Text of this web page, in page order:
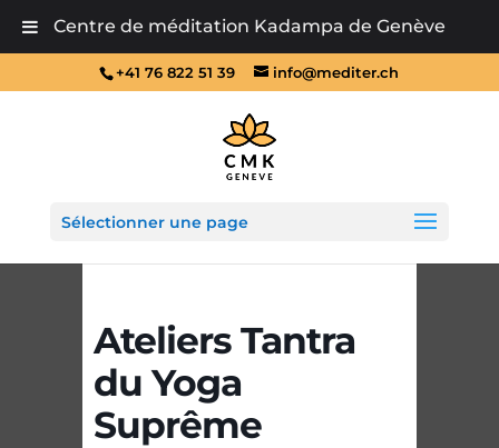
+41 76 822 51 39 info@mediter.ch
Sélectionner une page
Ateliers Tantra
du Yoga
Suprême
Centre de méditation Kadampa de Genève